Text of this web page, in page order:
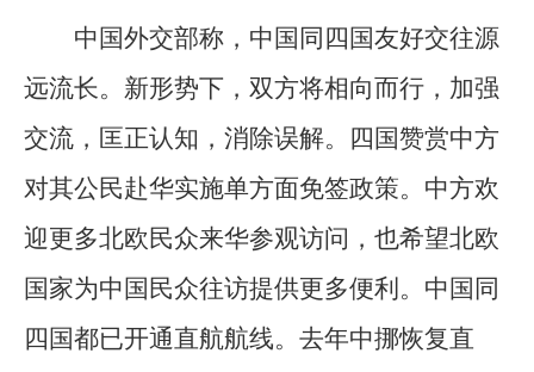
中国外交部称，中国同四国友好交往源
远流长。新形势下，双方将相向而行，加强
交流，匡正认知，消除误解。四国赞赏中方
对其公民赴华实施单方面免签政策。中方欢
迎更多北欧民众来华参观访问，也希望北欧
国家为中国民众往访提供更多便利。中国同
四国都已开通直航航线。去年中挪恢复直